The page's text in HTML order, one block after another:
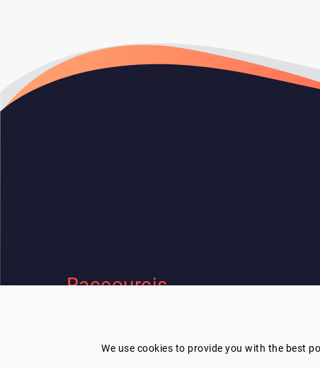
We use cookies to provide you with the best
Raccourcis